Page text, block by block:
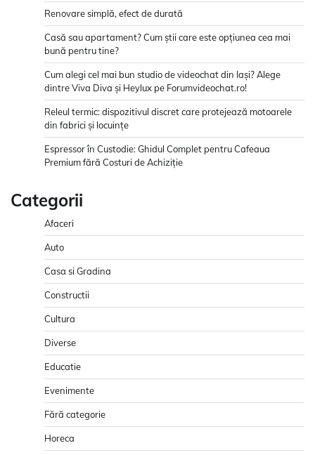
Renovare simplă, efect de durată
Casă sau apartament? Cum știi care este opțiunea cea mai
bună pentru tine?
Cum alegi cel mai bun studio de videochat din Iași? Alege
dintre Viva Diva și Heylux pe Forumvideochat.ro!
Releul termic: dispozitivul discret care protejează motoarele
din fabrici și locuințe
Espressor în Custodie: Ghidul Complet pentru Cafeaua
Premium fără Costuri de Achiziție
Categorii
Afaceri
Auto
Casa si Gradina
Constructii
Cultura
Diverse
Educatie
Evenimente
Fără categorie
Horeca